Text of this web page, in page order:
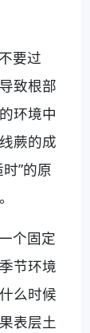
要过
致根部
环境中
蕨的成
”的原
个固定
节环境
么时候
表层土